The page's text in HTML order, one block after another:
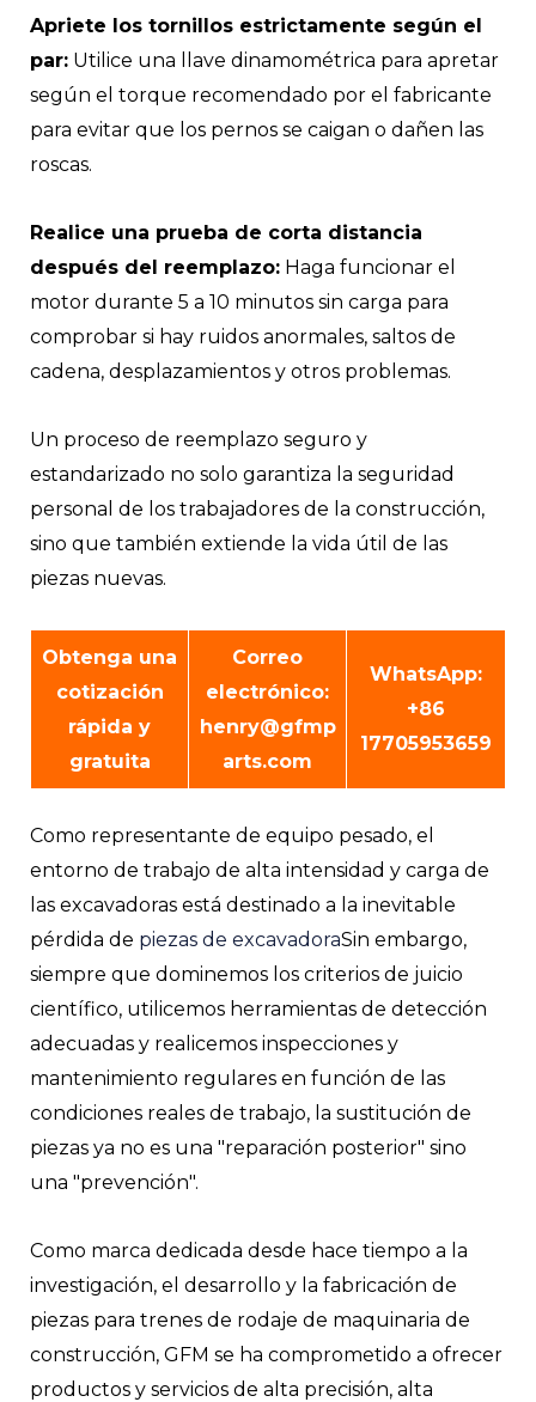
Apriete los tornillos estrictamente según el
par: Utilice una llave dinamométrica para apretar
según el torque recomendado por el fabricante
para evitar que los pernos se caigan o dañen las
roscas.
Realice una prueba de corta distancia
después del reemplazo: Haga funcionar el
motor durante 5 a 10 minutos sin carga para
comprobar si hay ruidos anormales, saltos de
cadena, desplazamientos y otros problemas.
Un proceso de reemplazo seguro y
estandarizado no solo garantiza la seguridad
personal de los trabajadores de la construcción,
sino que también extiende la vida útil de las
piezas nuevas.
Obtenga una
cotización
rápida y
gratuita
Correo
electrónico:
henry@gfmp
arts.com
WhatsApp:
+86
17705953659
Como representante de equipo pesado, el
entorno de trabajo de alta intensidad y carga de
las excavadoras está destinado a la inevitable
pérdida de piezas de excavadoraSin embargo,
siempre que dominemos los criterios de juicio
científico, utilicemos herramientas de detección
adecuadas y realicemos inspecciones y
mantenimiento regulares en función de las
condiciones reales de trabajo, la sustitución de
piezas ya no es una "reparación posterior" sino
una "prevención".
Como marca dedicada desde hace tiempo a la
investigación, el desarrollo y la fabricación de
piezas para trenes de rodaje de maquinaria de
construcción, GFM se ha comprometido a ofrecer
productos y servicios de alta precisión, alta